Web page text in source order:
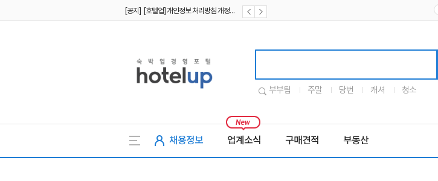
[공지] [호텔업] 개인정보 처리방침 개정본1 (19.09.02)
부부팀 주말 당번 캐셔 청소
채용정보 업계소식 구매견적 부동산